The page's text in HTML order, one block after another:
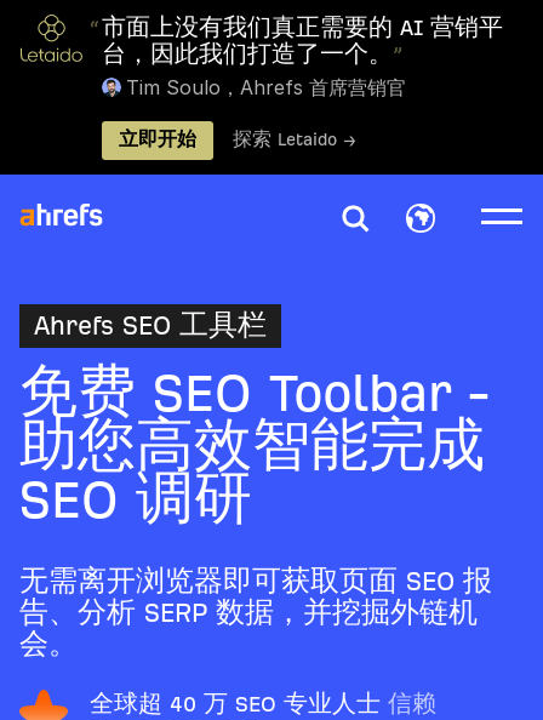
“市面上没有我们真正需要的 AI 营销平
台，因此我们打造了一个。 ”
Tim Soulo，Ahrefs 首席营销官
立即开始 探索 Letaido →
Ahrefs SEO 工具栏
免费 SEO Toolbar -
助您高效智能完成
SEO 调研
无需离开浏览器即可获取页面 SEO 报
告、分析 SERP 数据，并挖掘外链机
会。
全球超 40 万 SEO 专业人士 信赖